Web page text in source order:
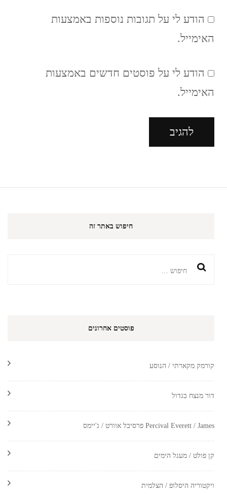
הודע לי על תגובות נוספות באמצעות
האימייל.
הודע לי על פוסטים חדשים באמצעות
האימייל.
חיפוש באתר זה
חיפוש:
פוסטים אחרונים
קורמק מקארתי / הנוסע
דור מנצח בגדול
Percival Everett / James פרסיבל אוורט / ג'יימס
קן פולט / מעגל הימים
ויקטוריה היסלופ / הצלמית